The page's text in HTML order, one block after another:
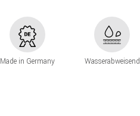
Made in Germany Wasserabweisend